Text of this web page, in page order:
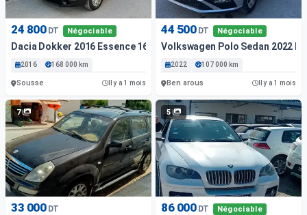
24 800 DT Négociable
Dacia Dokker 2016 Essence 168 000 Km
2016 168 000 km
Sousse Il y a 1 mois
44 500 DT Négociable
Volkswagen Polo Sedan 2022
2022 107 000 km
Ben arous Il y a 1 mois
7
33 000 DT
5
86 000 DT Négociable